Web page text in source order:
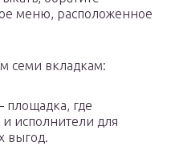
меню, расположенное
семи вкладкам:
где
и исполнители для
выгод.